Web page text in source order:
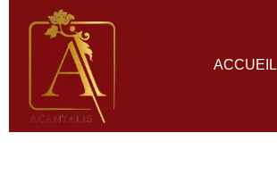
ACCUEIL